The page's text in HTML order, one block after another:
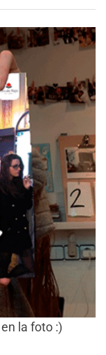
la foto :)